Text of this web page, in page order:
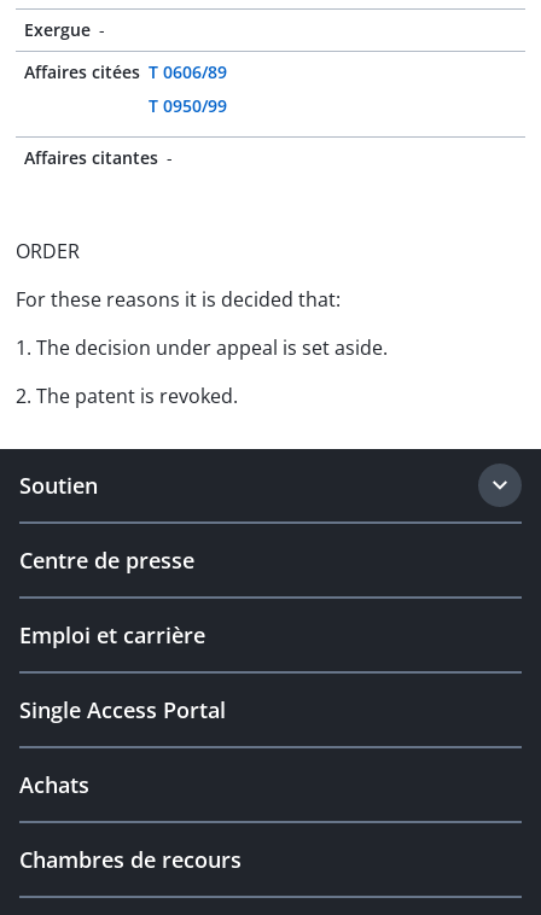
Exergue -
Affaires citées T 0606/89
T 0950/99
Affaires citantes -
ORDER
For these reasons it is decided that:
1. The decision under appeal is set aside.
2. The patent is revoked.
Soutien
Centre de presse
Emploi et carrière
Single Access Portal
Achats
Chambres de recours